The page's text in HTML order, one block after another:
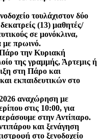
τουλάχιστον δύο
(13) μαθητές/
σε μονόκλινα,
με πρωινό.
την Κυριακή
της γραμμής, Άρτεμις ή
στη Πάρο και
εκπαιδευτικών στο
αναχώρηση με
στις 10:00, για
στην Αντίπαρο.
και ξενάγηση
στο ξενοδοχείο